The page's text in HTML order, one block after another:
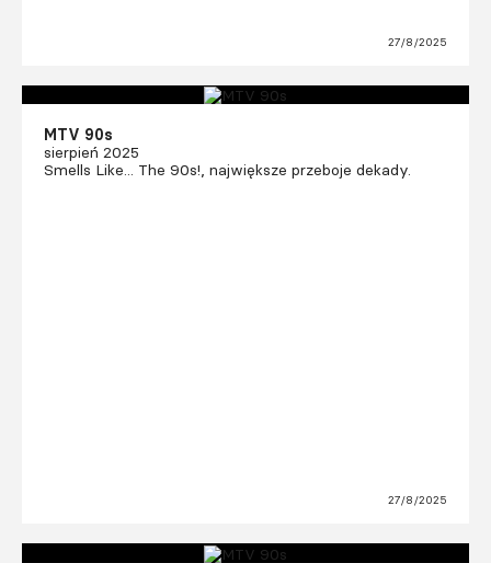
27/8/2025
MTV 90s
sierpień 2025
Smells Like... The 90s!, największe przeboje dekady.
27/8/2025